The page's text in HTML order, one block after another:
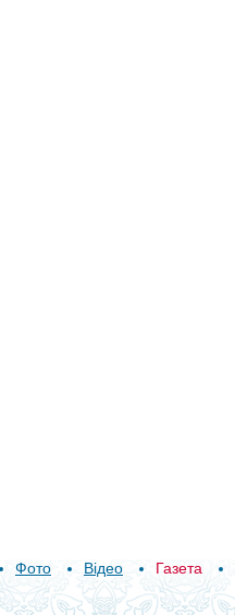
Фото Відео Газета